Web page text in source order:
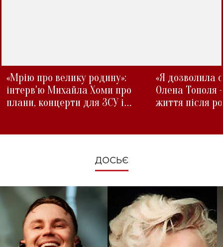
«Мрію про велику родину»:
інтерв'ю Михайла Хоми про
плани, концерти для ЗСУ і
«Я дозволила
Олена Тополя
життя після
ДОСЬЄ